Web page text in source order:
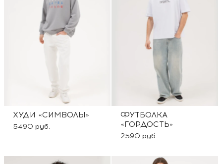
ХУДИ «СИМВОЛЫ»
5490 руб.
ФУТБОЛКА
«ГОРДОСТЬ»
2590 руб.